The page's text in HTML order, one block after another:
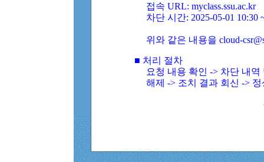
접속 URL: myclass.ssu.ac.kr
차단 시간: 2025-05-01 10:30
위와 같은 내용을 cloud-
■ 처리 절차
요청 내용 확인 -> 차단 내
해제 -> 조치 결과 회신 ->